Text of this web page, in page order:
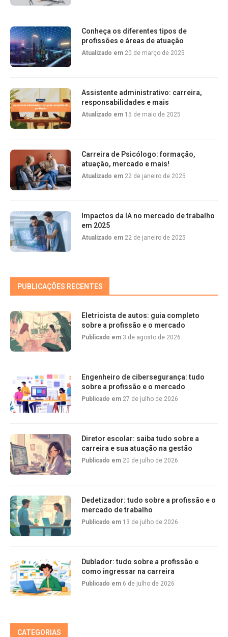
Conheça os diferentes tipos de
profissões e áreas de atuação
Atualizado em 20 de março de 2025
Assistente administrativo: carreira,
responsabilidades e mais
Atualizado em 15 de maio de 2025
Carreira de Psicólogo: formação,
atuação, mercado e mais!
Atualizado em 22 de janeiro de 2025
Impactos da IA no mercado de trabalho
em 2025
Atualizado em 22 de janeiro de 2025
PUBLICAÇÕES RECENTES
Eletricista de autos: guia completo
sobre a profissão e o mercado
Publicado em 3 de agosto de 2026
Engenheiro de cibersegurança: tudo
sobre a profissão e o mercado
Publicado em 27 de julho de 2026
Diretor escolar: saiba tudo sobre a
carreira e sua atuação na gestão
Publicado em 20 de julho de 2026
Dedetizador: tudo sobre a profissão e o
mercado de trabalho
Publicado em 13 de julho de 2026
Dublador: tudo sobre a profissão e
como ingressar na carreira
Publicado em 6 de julho de 2026
CATEGORIAS